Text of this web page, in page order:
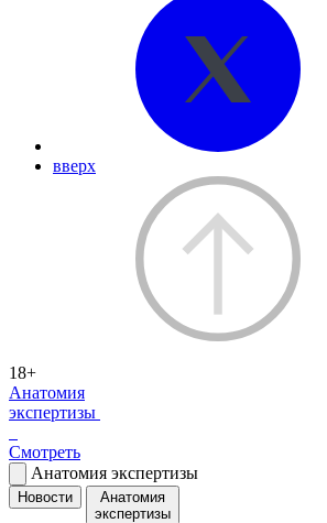
вверх
18+
Анатомия
экспертизы
Смотреть
Анатомия экспертизы
Новости
Анатомия
экспертизы